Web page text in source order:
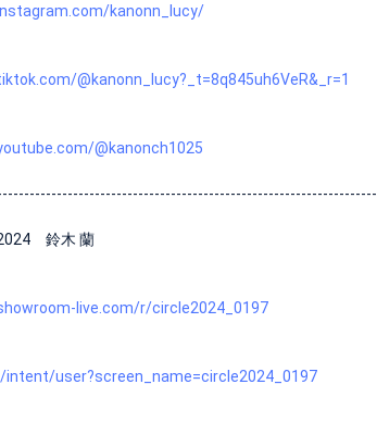
kanonn_lucy/
@kanonn_lucy?_t=8q845uh6VeR&_r=1
@kanonch1025
鈴木 蘭
live.com/r/circle2024_0197
user?screen_name=circle2024_0197